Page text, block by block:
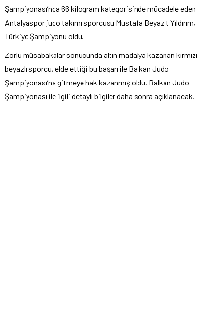
Şampiyonası’nda 66 kilogram kategorisinde mücadele eden
Antalyaspor judo takımı sporcusu Mustafa Beyazıt Yıldırım,
Türkiye Şampiyonu oldu.
Zorlu müsabakalar sonucunda altın madalya kazanan kırmızı
beyazlı sporcu, elde ettiği bu başarı ile Balkan Judo
Şampiyonası’na gitmeye hak kazanmış oldu. Balkan Judo
Şampiyonası ile ilgili detaylı bilgiler daha sonra açıklanacak.